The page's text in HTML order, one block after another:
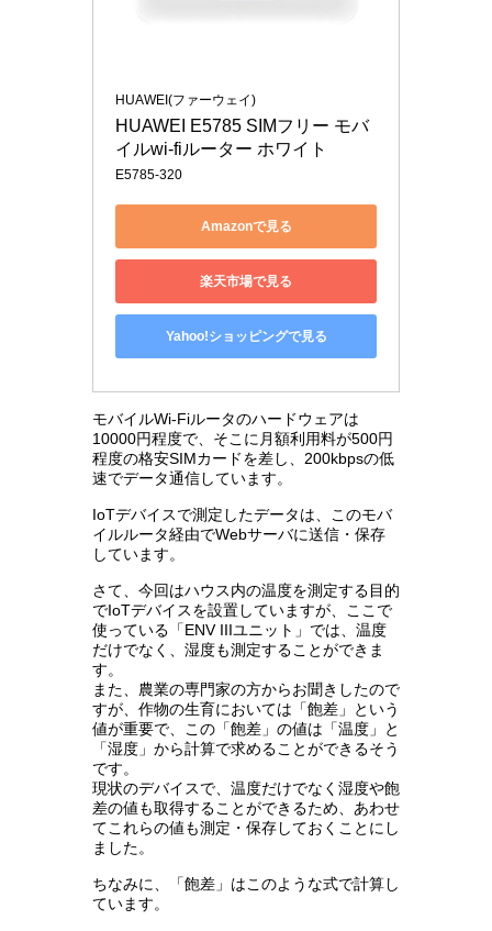
HUAWEI(ファーウェイ)
HUAWEI E5785 SIMフリー モバ
イルwi-fiルーター ホワイト
E5785-320
Amazonで見る
楽天市場で見る
Yahoo!ショッピングで見る
モバイルWi-Fiルータのハードウェアは
10000円程度で、そこに月額利用料が500円
程度の格安SIMカードを差し、200kbpsの低
速でデータ通信しています。
IoTデバイスで測定したデータは、このモバ
イルルータ経由でWebサーバに送信・保存
しています。
さて、今回はハウス内の温度を測定する目的
でIoTデバイスを設置していますが、ここで
使っている「ENV IIIユニット」では、温度
だけでなく、湿度も測定することができま
す。
また、農業の専門家の方からお聞きしたので
すが、作物の生育においては「飽差」という
値が重要で、この「飽差」の値は「温度」と
「湿度」から計算で求めることができるそう
です。
現状のデバイスで、温度だけでなく湿度や飽
差の値も取得することができるため、あわせ
てこれらの値も測定・保存しておくことにし
ました。
ちなみに、「飽差」はこのような式で計算し
ています。